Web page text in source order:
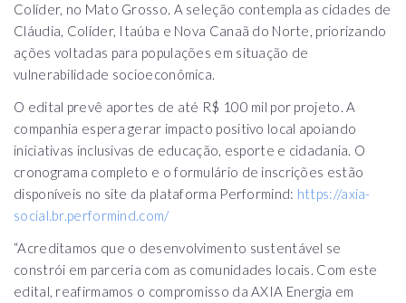
Colíder, no Mato Grosso. A seleção contempla as cidades de
Cláudia, Colíder, Itaúba e Nova Canaã do Norte, priorizando
ações voltadas para populações em situação de
vulnerabilidade socioeconômica.
O edital prevê aportes de até R$ 100 mil por projeto. A
companhia espera gerar impacto positivo local apoiando
iniciativas inclusivas de educação, esporte e cidadania. O
cronograma completo e o formulário de inscrições estão
disponíveis no site da plataforma Performind: https://axia-
social.br.performind.com/
“Acreditamos que o desenvolvimento sustentável se
constrói em parceria com as comunidades locais. Com este
edital, reafirmamos o compromisso da AXIA Energia em